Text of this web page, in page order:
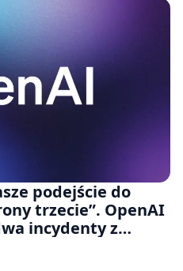
podejście do
trzecie”. OpenAI
incydenty z